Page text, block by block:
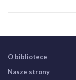
O bibliotece
Nasze strony